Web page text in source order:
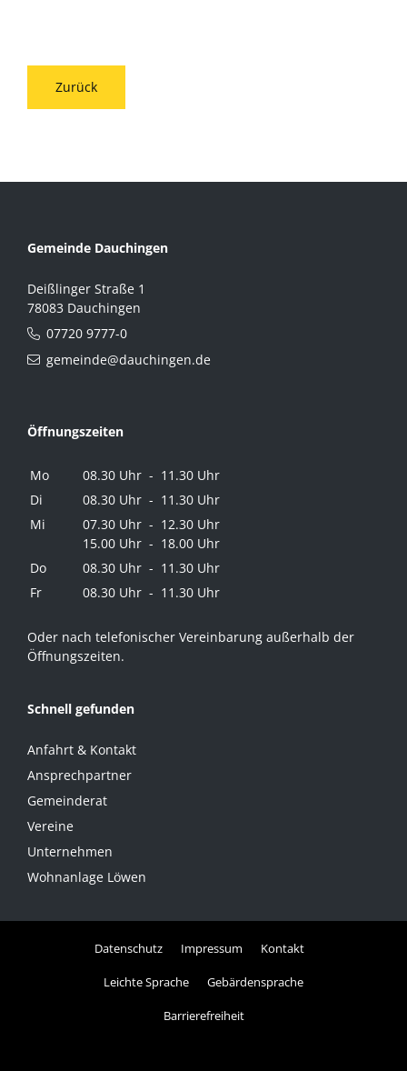
Zurück
Gemeinde Dauchingen
Deißlinger Straße 1
78083 Dauchingen
07720 9777-0
gemeinde@dauchingen.de
Öffnungszeiten
Mo
08.30 Uhr - 11.30 Uhr
Di
08.30 Uhr - 11.30 Uhr
Mi
07.30 Uhr - 12.30 Uhr
15.00 Uhr - 18.00 Uhr
Do
08.30 Uhr - 11.30 Uhr
Fr
08.30 Uhr - 11.30 Uhr
Oder nach telefonischer Vereinbarung außerhalb der
Öffnungszeiten.
Schnell gefunden
Anfahrt & Kontakt
Ansprechpartner
Gemeinderat
Vereine
Unternehmen
Wohnanlage Löwen
Datenschutz Impressum Kontakt
Leichte Sprache Gebärdensprache
Barrierefreiheit